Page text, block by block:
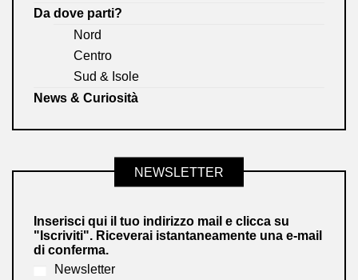
Da dove parti?
Nord
Centro
Sud & Isole
News & Curiosità
NEWSLETTER
Inserisci qui il tuo indirizzo mail e clicca su
"Iscriviti". Riceverai istantaneamente una e-mail
di conferma.
Newsletter